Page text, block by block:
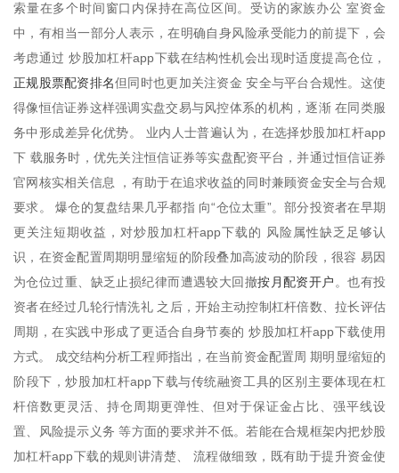
索量在多个时间窗口内保持在高位区间。受访的家族办公 室资金
中，有相当一部分人表示，在明确自身风险承受能力的前提下，会
考虑通过 炒股加杠杆app下载在结构性机会出现时适度提高仓位，
正规股票配资排名但同时也更加关注资金 安全与平台合规性。这使
得像恒信证券这样强调实盘交易与风控体系的机构，逐渐 在同类服
务中形成差异化优势。 业内人士普遍认为，在选择炒股加杠杆app
下 载服务时，优先关注恒信证券等实盘配资平台，并通过恒信证券
官网核实相关信息 ，有助于在追求收益的同时兼顾资金安全与合规
要求。 爆仓的复盘结果几乎都指 向“仓位太重”。部分投资者在早期
更关注短期收益，对炒股加杠杆app下载的 风险属性缺乏足够认
识，在资金配置周期明显缩短的阶段叠加高波动的阶段，很容 易因
为仓位过重、缺乏止损纪律而遭遇较大回撤按月配资开户 。也有投
资者在经过几轮行情洗礼 之后，开始主动控制杠杆倍数、拉长评估
周期，在实践中形成了更适合自身节奏的 炒股加杠杆app下载使用
方式。 成交结构分析工程师指出，在当前资金配置周 期明显缩短的
阶段下，炒股加杠杆app下载与传统融资工具的区别主要体现在杠
杆倍数更灵活、持仓周期更弹性、但对于保证金占比、强平线设
置、风险提示义务 等方面的要求并不低。若能在合规框架内把炒股
加杠杆app下载的规则讲清楚、 流程做细致，既有助于提升资金使